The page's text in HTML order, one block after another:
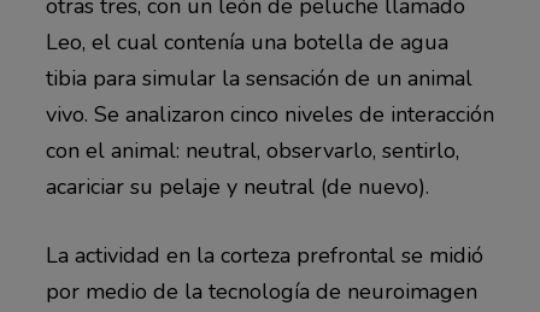
Leo, el cual contenía una botella de agua
tibia para simular la sensación de un animal
vivo. Se analizaron cinco niveles de interacción
con el animal: neutral, observarlo, sentirlo,
acariciar su pelaje y neutral (de nuevo).
La actividad en la corteza prefrontal se midió
por medio de la tecnología de neuroimagen